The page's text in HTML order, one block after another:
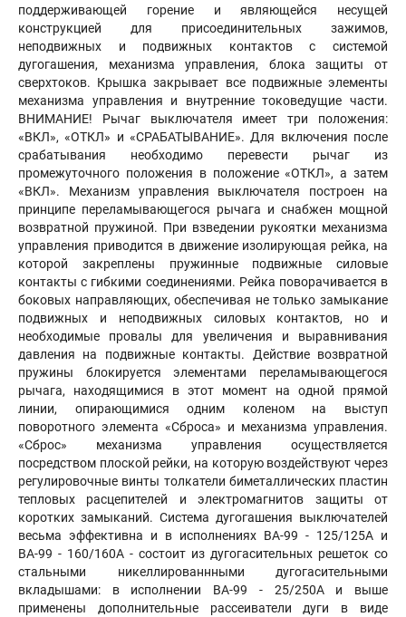
поддерживающей горение и являющейся несущей
конструкцией для присоединительных зажимов,
неподвижных и подвижных контактов с системой
дугогашения, механизма управления, блока защиты от
сверхтоков. Крышка закрывает все подвижные элементы
механизма управления и внутренние токоведущие части.
ВНИМАНИЕ! Рычаг выключателя имеет три положения:
«ВКЛ», «ОТКЛ» и «СРАБАТЫВАНИЕ». Для включения после
срабатывания необходимо перевести рычаг из
промежуточного положения в положение «ОТКЛ», а затем
«ВКЛ». Механизм управления выключателя построен на
принципе переламывающегося рычага и снабжен мощной
возвратной пружиной. При взведении рукоятки механизма
управления приводится в движение изолирующая рейка, на
которой закреплены пружинные подвижные силовые
контакты с гибкими соединениями. Рейка поворачивается в
боковых направляющих, обеспечивая не только замыкание
подвижных и неподвижных силовых контактов, но и
необходимые провалы для увеличения и выравнивания
давления на подвижные контакты. Действие возвратной
пружины блокируется элементами переламывающегося
рычага, находящимися в этот момент на одной прямой
линии, опирающимися одним коленом на выступ
поворотного элемента «Сброса» и механизма управления.
«Сброс» механизма управления осуществляется
посредством плоской рейки, на которую воздействуют через
регулировочные винты толкатели биметаллических пластин
тепловых расцепителей и электромагнитов защиты от
коротких замыканий. Система дугогашения выключателей
весьма эффективна и в исполнениях ВА-99 - 125/125А и
ВА-99 - 160/160А - состоит из дугогасительных решеток со
стальными никеллированнными дугогасительными
вкладышами: в исполнении ВА-99 - 25/250А и выше
применены дополнительные рассеиватели дуги в виде